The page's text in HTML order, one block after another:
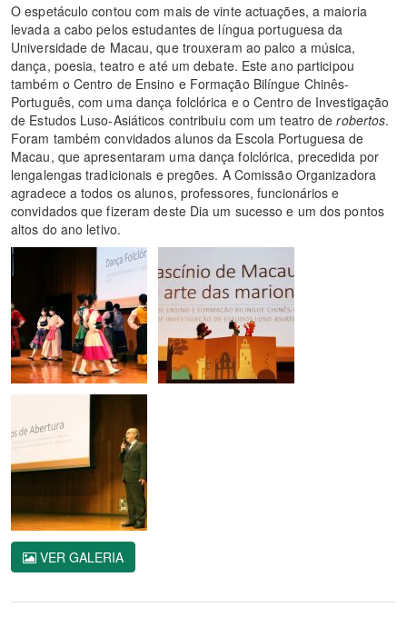
O espetáculo contou com mais de vinte actuações, a maioria
levada a cabo pelos estudantes de língua portuguesa da
Universidade de Macau, que trouxeram ao palco a música,
dança, poesia, teatro e até um debate. Este ano participou
também o Centro de Ensino e Formação Bilíngue Chinês-
Português, com uma dança folclórica e o Centro de Investigação
de Estudos Luso-Asiáticos contribuiu com um teatro derobertos.
Foram também convidados alunos da Escola Portuguesa de
Macau, que apresentaram uma dança folclórica, precedida por
lengalengas tradicionais e pregões. A Comissão Organizadora
agradece a todos os alunos, professores, funcionários e
convidados que fizeram deste Dia um sucesso e um dos pontos
altos do ano letivo.
VER GALERIA